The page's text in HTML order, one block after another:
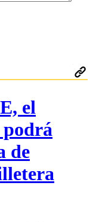
el
podrá
de